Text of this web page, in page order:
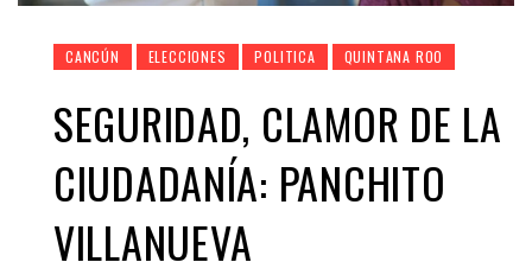
CANCÚN ELECCIONES POLITICA QUINTANA ROO
SEGURIDAD, CLAMOR DE LA
CIUDADANÍA: PANCHITO
VILLANUEVA